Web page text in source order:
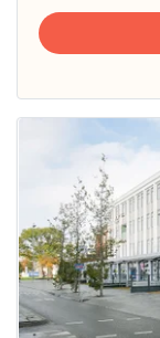
Deze woning
waarschijnlijk
al verhuurd
Om kans te
maken moet je
binnen 15
minuten
reageren.
Stekkies helpt
je hierbij!